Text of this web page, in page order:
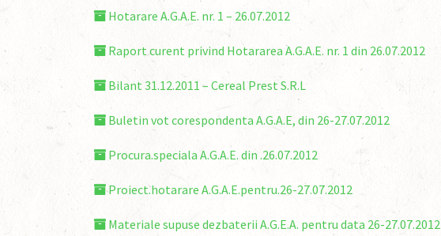
Hotarare A.G.A.E. nr. 1 – 26.07.2012
Raport curent privind Hotararea A.G.A.E. nr. 1 din 26.07.2012
Bilant 31.12.2011 – Cereal Prest S.R.L
Buletin vot corespondenta A.G.A.E, din 26-27.07.2012
Procura.speciala A.G.A.E. din .26.07.2012
Proiect.hotarare A.G.A.E.pentru.26-27.07.2012
Materiale supuse dezbaterii A.G.E.A. pentru data 26-27.07.2012